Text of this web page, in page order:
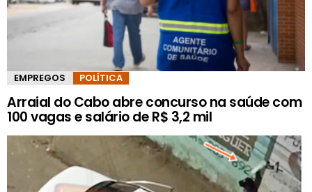
EMPREGOS POLÍTICA
Arraial do Cabo abre concurso na saúde com
100 vagas e salário de R$ 3,2 mil